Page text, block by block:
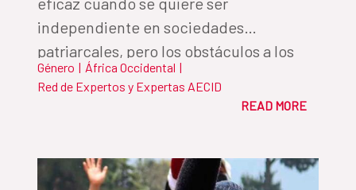
independiente en sociedades
patriarcales, pero los obstáculos a los
que se enfrentan las pequeñas
empresarias del continente son
Género | África Occidental |
Red de Expertos y Expertas AECID
READ MORE